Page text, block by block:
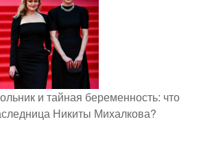
и тайная беременность: что
Никиты Михалкова?